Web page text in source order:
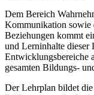
Dem Bereich
Kommunikation sowie
Beziehungen kommt
und Lerninhalte dieser
Entwicklungsbereiche
gesamten Bildungs-
Der Lehrplan bildet